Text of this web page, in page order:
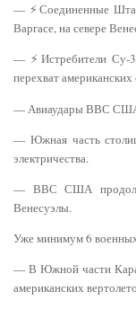
— ⚡️Соединенные
Варгасе, на севере
— ⚡️Истребители
перехват
— Авиаудары ВВС США
— Южная часть
электричества.
— ВВС США
Венесуэлы.
Уже минимум 6 военных
— В Южной части
американских